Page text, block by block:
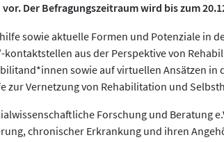
Der Befragungszeitraum wird bis zum
sowie aktuelle Formen und Potenziale in
aus der Perspektive von
sowie auf virtuellen Ansätzen in
Vernetzung von Rehabilitation und
Forschung und Beratung
chronischer Erkrankung und ihren